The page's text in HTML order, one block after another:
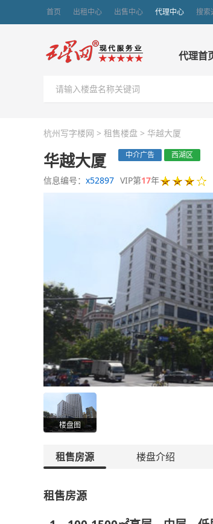
首页 出租中心 出售中心 代理中心 搜索
代理首
杭州写字楼网 > 租售楼盘 > 华越大厦
华越大厦 中介广告 西湖区
信息编号： x52897 VIP第17年
楼盘图
租售房源 楼盘介绍
租售房源